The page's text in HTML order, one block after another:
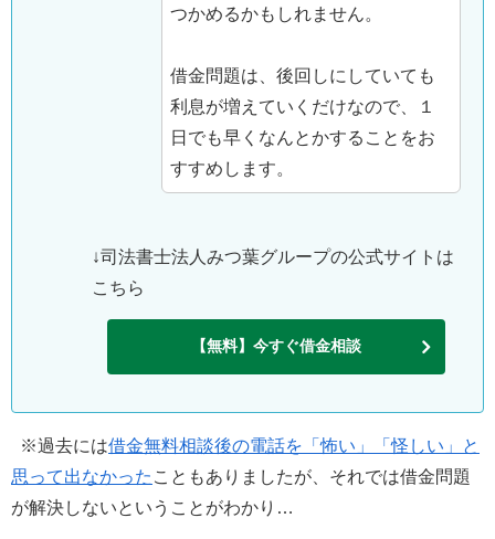
つかめるかもしれません。
借金問題は、後回しにしていても
利息が増えていくだけなので、１
日でも早くなんとかすることをお
すすめします。
↓司法書士法人みつ葉グループの公式サイトは
こちら
【無料】今すぐ借金相談
※過去には借金無料相談後の電話を「怖い」「怪しい」と
思って出なかった こともありましたが、それでは借金問題
が解決しないということがわかり…